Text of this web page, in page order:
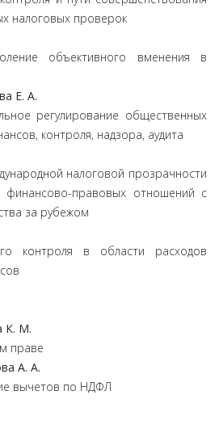
налоговых проверок
объективного вменения в
Е. А.
регулирование общественных
контроля, надзора, аудита
налоговой прозрачности
правовых отношений с
за рубежом
контроля в области расходов
К. М.
праве
А. А.
вычетов по НДФЛ